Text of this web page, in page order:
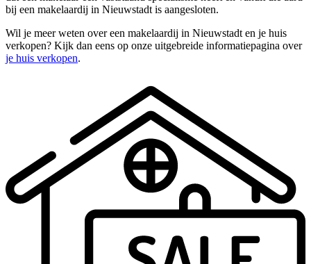
bij een makelaardij in Nieuwstadt is aangesloten.
Wil je meer weten over een makelaardij in Nieuwstadt en je huis
verkopen? Kijk dan eens op onze uitgebreide informatiepagina over
je huis verkopen.